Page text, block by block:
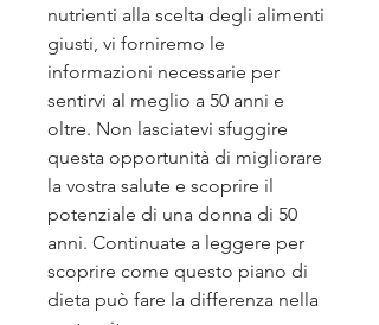
nutrienti alla scelta degli alimenti
giusti, vi forniremo le
informazioni necessarie per
sentirvi al meglio a 50 anni e
oltre. Non lasciatevi sfuggire
questa opportunità di migliorare
la vostra salute e scoprire il
potenziale di una donna di 50
anni. Continuate a leggere per
scoprire come questo piano di
dieta può fare la differenza nella